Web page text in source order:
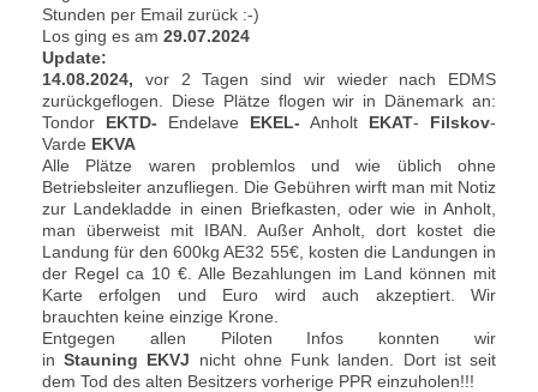
Stunden per Email zurück :-)
Los ging es am 29.07.2024
Update:
14.08.2024, vor 2 Tagen sind wir wieder nach EDMS
zurückgeflogen. Diese Plätze flogen wir in Dänemark an:
Tondor EKTD- Endelave EKEL- Anholt EKAT- Filskov-
Varde EKVA
Alle Plätze waren problemlos und wie üblich ohne
Betriebsleiter anzufliegen. Die Gebühren wirft man mit Notiz
zur Landekladde in einen Briefkasten, oder wie in Anholt,
man überweist mit IBAN. Außer Anholt, dort kostet die
Landung für den 600kg AE32 55€, kosten die Landungen in
der Regel ca 10 €. Alle Bezahlungen im Land können mit
Karte erfolgen und Euro wird auch akzeptiert. Wir
brauchten keine einzige Krone.
Entgegen allen Piloten Infos konnten wir
inStauning EKVJ nicht ohne Funk landen. Dort ist seit
dem Tod des alten Besitzers vorherige PPR einzuholen!!!